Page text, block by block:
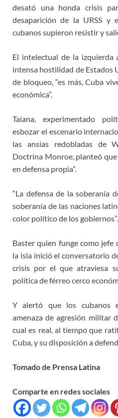
desató una honda crisis
desaparición de la URSS y
cubanos supieron resistir y
El intelectual de la izquierda
intensa hostilidad de Estados
de bloqueo, “es más, Cuba
económica”.
Taiana, experimentado
esbozar el escenario
las ansias redobladas de
Doctrina Monroe, planteó que
en defensa propia”.
“La defensa de la soberanía
soberanía de las naciones
color político de los gobiernos”.
Baster quien funge como
la isla inició el conversatorio
crisis por el que atraviesa
política de férreo cerco
Y alertó que los cubanos
amenaza de agresión militar
cual es real, al tiempo que
Cuba, y su disposición a
Tomado de Prensa Latina
Comparte en redes sociales